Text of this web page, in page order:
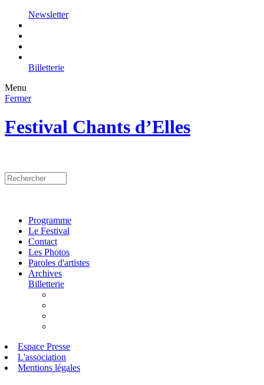
Newsletter
Billetterie
Menu
Fermer
Festival Chants d’Elles
Programme
Le Festival
Contact
Les Photos
Paroles d'artistes
Archives
Billetterie
Espace Presse
L'association
Mentions légales